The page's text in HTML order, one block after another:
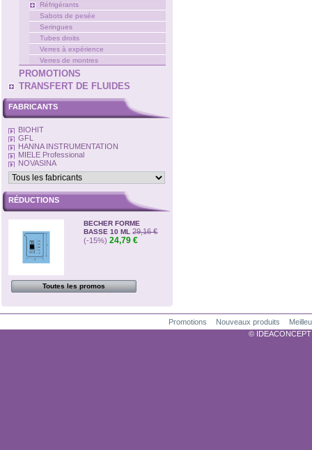
Réfrigérants
Sabots de pesée
Seringues
Tubes droits
Verres à expérience
Verres de montres
PROMOTIONS
TRANSFERT DE FLUIDES
FABRICANTS
BIOHIT
GFL
HANNA INSTRUMENTATION
MIELE Professional
NOVASINA
RÉDUCTIONS
BECHER FORME
BASSE 10 ML 29,16 €
(-15%) 24,79 €
Toutes les promos
Promotions Nouveaux produits
©